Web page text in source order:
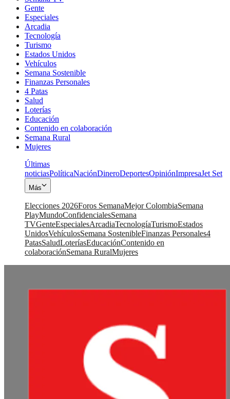
Gente
Especiales
Arcadia
Tecnología
Turismo
Estados Unidos
Vehículos
Semana Sostenible
Finanzas Personales
4 Patas
Salud
Loterías
Educación
Contenido en colaboración
Semana Rural
Mujeres
Últimas
noticiasPolíticaNaciónDineroDeportesOpiniónImpresaJet Set
Más
Elecciones 2026Foros SemanaMejor ColombiaSemana
PlayMundoConfidencialesSemana
TVGenteEspecialesArcadiaTecnologíaTurismoEstados
UnidosVehículosSemana SostenibleFinanzas Personales4
PatasSaludLoteríasEducaciónContenido en
colaboraciónSemana RuralMujeres